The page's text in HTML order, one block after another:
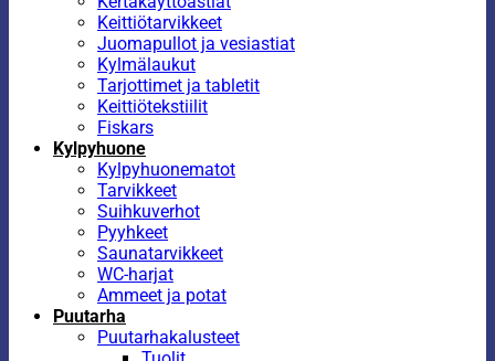
Keittiötarvikkeet
Juomapullot ja vesiastiat
Kylmälaukut
Tarjottimet ja tabletit
Keittiötekstiilit
Fiskars
Kylpyhuone
Kylpyhuonematot
Tarvikkeet
Suihkuverhot
Pyyhkeet
Saunatarvikkeet
WC-harjat
Ammeet ja potat
Puutarha
Puutarhakalusteet